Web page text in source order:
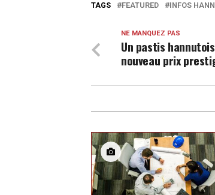
TAGS FEATURED INFOS
NE MANQUEZ PAS
Un pastis
nouveau prix